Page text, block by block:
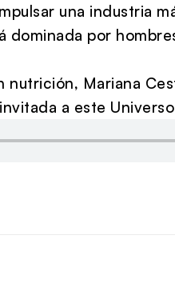
una industria
dominada por
nutrición, Mariana
a este